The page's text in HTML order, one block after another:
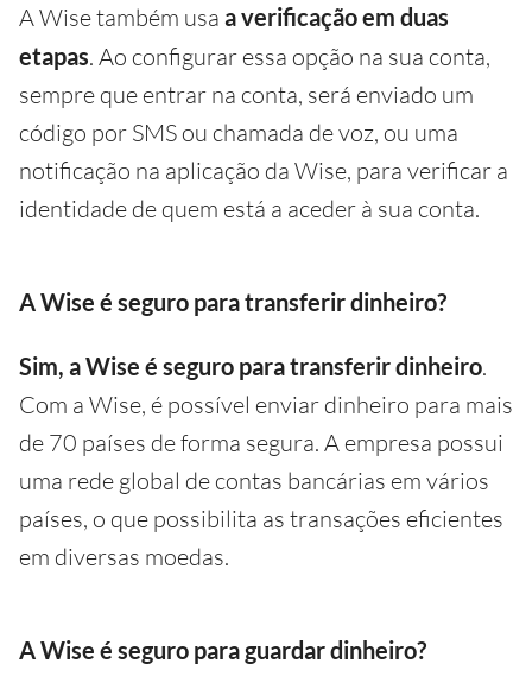
A Wise também usa a verificação em duas
etapas. Ao configurar essa opção na sua conta,
sempre que entrar na conta, será enviado um
código por SMS ou chamada de voz, ou uma
notificação na aplicação da Wise, para verificar a
identidade de quem está a aceder à sua conta.
A Wise é seguro para transferir dinheiro?
Sim, a Wise é seguro para transferir dinheiro.
Com a Wise, é possível enviar dinheiro para mais
de 70 países de forma segura. A empresa possui
uma rede global de contas bancárias em vários
países, o que possibilita as transações eficientes
em diversas moedas.
A Wise é seguro para guardar dinheiro?